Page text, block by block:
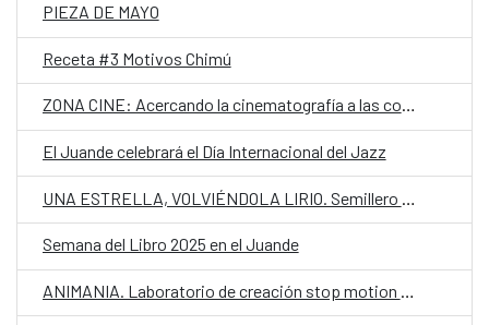
PIEZA DE MAYO
Receta #3 Motivos Chimú
ZONA CINE: Acercando la cinematografía a las comunidades de Asunción
El Juande celebrará el Día Internacional del Jazz
Semana del Libro 2025 en el Juande
ANIMANIA. Laboratorio de creación stop motion para jóvenes